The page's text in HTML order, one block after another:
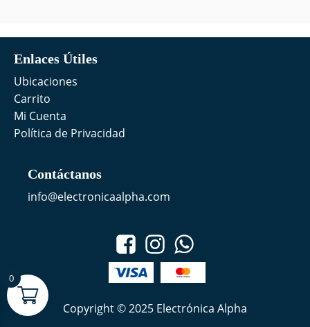
Enlaces Útiles
Ubicaciones
Carrito
Mi Cuenta
Política de Privacidad
Contáctanos
info@electronicaalpha.com
Copyright © 2025 Electrónica Alpha
0